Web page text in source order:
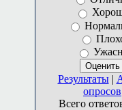
Результаты|
опросов
Всего